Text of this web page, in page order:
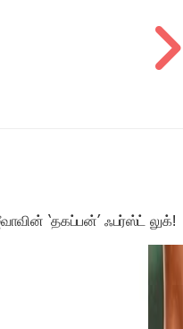
‘தகப்பன்’ ஃபர்ஸ்ட் லுக்!